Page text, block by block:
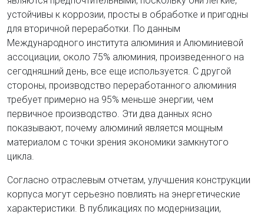
устойчивы к коррозии, просты в обработке и пригодны
для вторичной переработки. По данным
Международного института алюминия и Алюминиевой
ассоциации, около 75% алюминия, произведенного на
сегодняшний день, все еще используется. С другой
стороны, производство переработанного алюминия
требует примерно на 95% меньше энергии, чем
первичное производство. Эти два данных ясно
показывают, почему алюминий является мощным
материалом с точки зрения экономики замкнутого
цикла.
Согласно отраслевым отчетам, улучшения конструкции
корпуса могут серьезно повлиять на энергетические
характеристики. В публикациях по модернизации,